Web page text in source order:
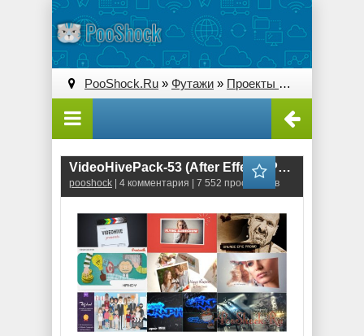
PooShock.Ru » Футажи » Проекты After Effects
VideoHivePack-53 (After Effects Projects Pack)
pooshock | 4 комментария | 7 552 просмотров